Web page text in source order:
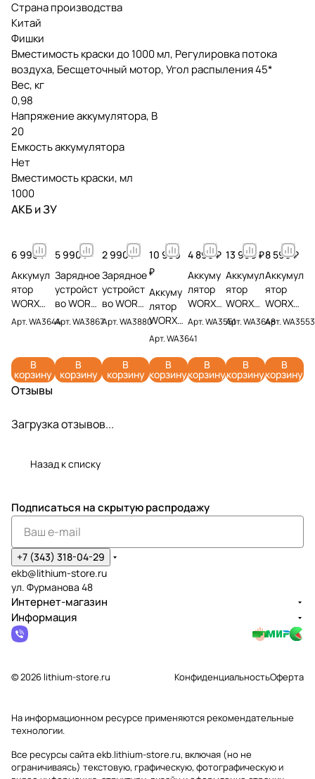
Страна производства
Китай
Фишки
Вместимость краски до 1000 мл, Регулировка потока
воздуха, Бесщеточный мотор, Угол распыления 45*
Вес, кг
0,98
Напряжение аккумулятора, В
20
Емкость аккумулятора
Нет
Вместимость краски, мл
1000
АКБ и ЗУ
6 990 ₽
Аккумул
ятор
WORX
WA3644
PRO 20V
Арт.WA3644
В
корзину
5 990 ₽
Зарядное
устройст
во WORX
WA3867
20V 6А
Арт.WA3867
В
корзину
2 990 ₽
Зарядное
устройст
во WORX
WA3880
20V 2А
Арт.WA3880
В
корзину
10 990
₽
Аккуму
лятор
WORX
WA3641
20V 6Ач
Арт.WA3641
В
корзину
4 890 ₽
Аккуму
лятор
WORX
WA3551
20V 2Ач
Арт.WA3551
В
корзину
13 990 ₽
Аккумул
ятор
WORX
WA3648
20V 8Ач
Арт.WA3648
В
корзину
8 590 ₽
Аккумул
ятор
WORX
WA3553
20V 4Ач
Арт.WA3553
В
корзину
Отзывы
Загрузка отзывов...
Назад к списку
Подписаться на скрытую распродажу
+7 (343) 318-04-29
ekb@lithium-store.ru
ул. Фурманова 48
Интернет-магазин
Информация
© 2026 lithium-store.ru КонфиденциальностьОферта
На информационном ресурсе применяютсярекомендательные
технологии.
Все ресурсы сайта ekb.lithium-store.ru, включая (но не
ограничиваясь) текстовую, графическую, фотографическую и